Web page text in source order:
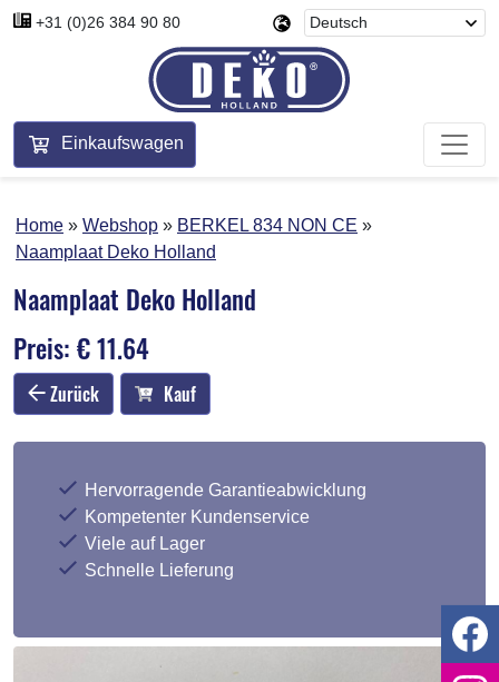
+31 (0)26 384 90 80
Einkaufswagen
Home Webshop
BERKEL 834 NON CE
Naamplaat Deko Holland
Naamplaat Deko Holland
Preis: € 11.64
Zurück Kauf
Hervorragende Garantieabwicklung
Kompetenter Kundenservice
Viele auf Lager
Schnelle Lieferung